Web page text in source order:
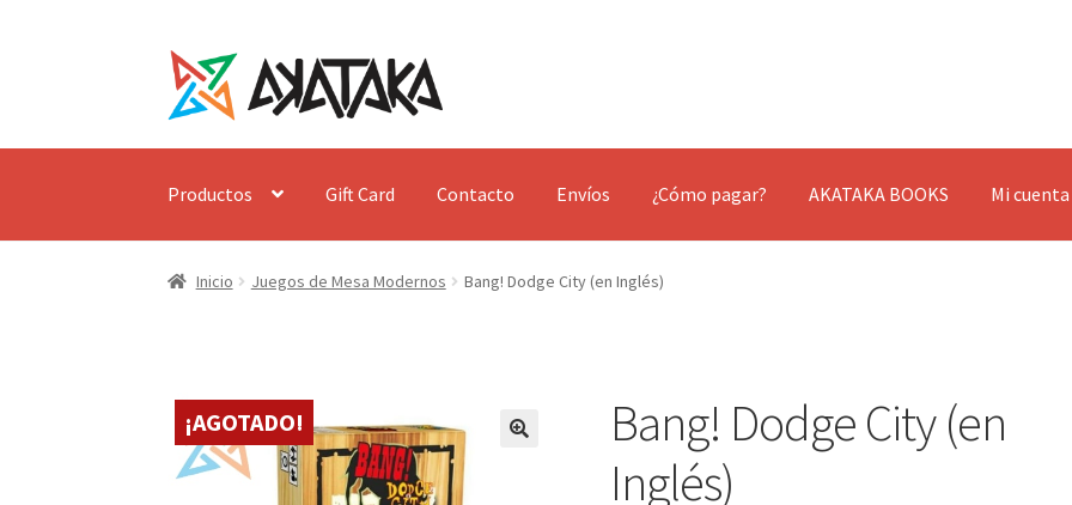
Ir
a
la
navegación
Ir
al
contenido
Productos Gift Card Contacto Envíos ¿Cómo pagar? AKATAKA BOOKS Mi cuenta
Inicio Juegos de Mesa Modernos Bang! Dodge City (en Inglés)
¡AGOTADO!
Bang! Dodge City (en
Inglés)